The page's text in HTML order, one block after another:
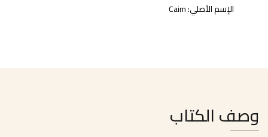
الإسم الأصلي: Caim
وصف الكتاب